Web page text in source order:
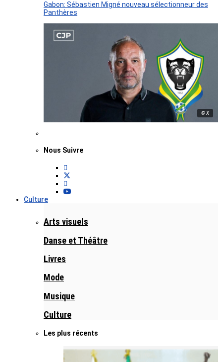
Gabon: Sébastien Migné nouveau sélectionneur des
Panthères
© X
Nous Suivre
Culture
Arts visuels
Danse et Théâtre
Livres
Mode
Musique
Culture
Les plus récents